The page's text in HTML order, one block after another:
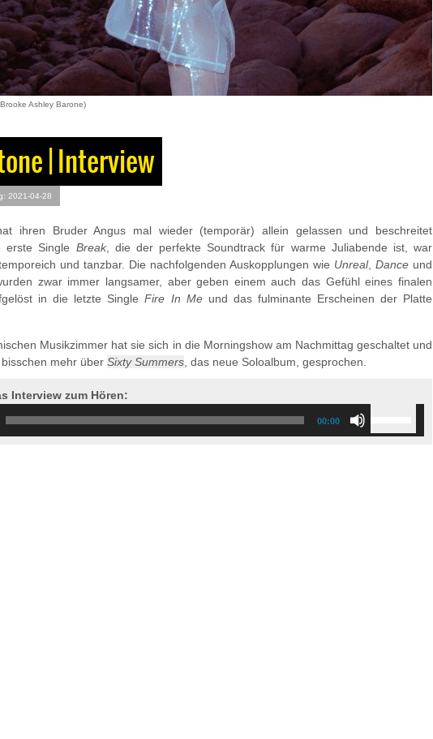
Ashley Barone)
| Interview
2021-04-28
ihren Bruder Angus mal wieder (temporär) allein gelassen und beschreitet
erste Single Break, die der perfekte Soundtrack für warme Juliabende ist, war
und tanzbar. Die nachfolgenden Auskopplungen wie Unreal, Dance und
zwar immer langsamer, aber geben einem auch das Gefühl eines finalen
in die letzte SingleFire In Meund das fulminante Erscheinen der Platte
Musikzimmer hat sie sich in die Morningshow am Nachmittag geschaltet und
mehr über Sixty Summers , das neue Soloalbum, gesprochen.
Interview zum Hören:
00:00